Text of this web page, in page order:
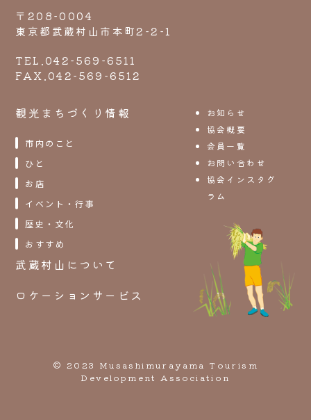
〒208-0004
東京都武蔵村山市本町2-2-1
TEL.042-569-6511
FAX.042-569-6512
観光まちづくり情報
市内のこと
ひと
お店
イベント・行事
歴史・文化
おすすめ
武蔵村山について
ロケーションサービス
お知らせ
協会概要
会員一覧
お問い合わせ
協会インスタグ
ラム
© 2023 Musashimurayama Tourism
Development Association